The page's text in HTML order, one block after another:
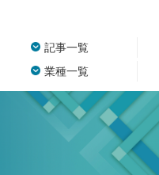
記事一覧
業種一覧